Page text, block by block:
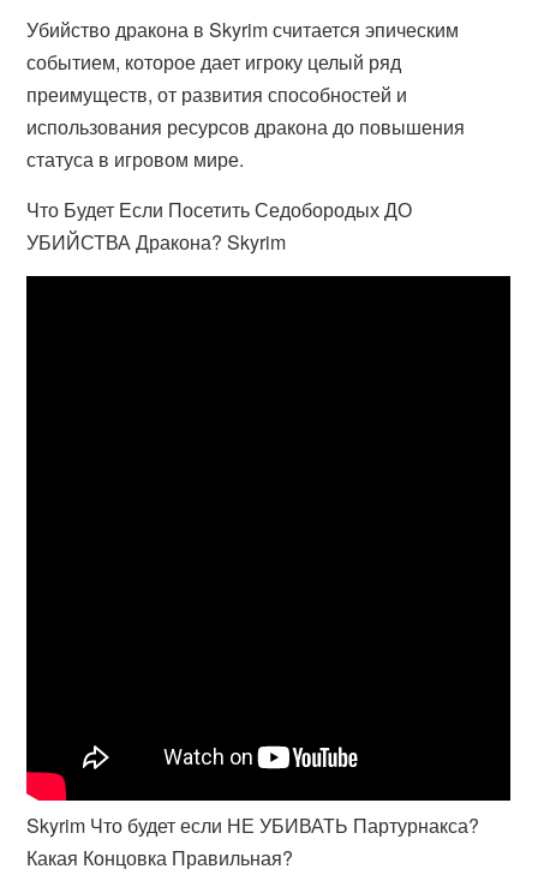
Убийство дракона в Skyrim считается эпическим
событием, которое дает игроку целый ряд
преимуществ, от развития способностей и
использования ресурсов дракона до повышения
статуса в игровом мире.
Что Будет Если Посетить Седобородых ДО
УБИЙСТВА Дракона? Skyrim
Skyrim Что будет если НЕ УБИВАТЬ Партурнакса?
Какая Концовка Правильная?